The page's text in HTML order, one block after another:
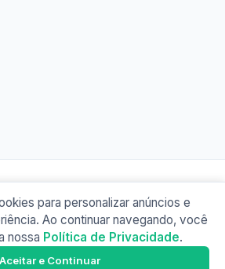
© 2026 Busão BR
Política de Privacidade
para personalizar anúncios e
Ao continuar navegando, você
nossa Política de Privacidade.
Aceitar e Continuar